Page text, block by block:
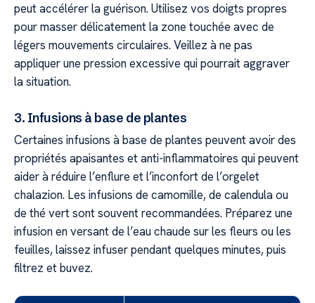
peut accélérer la guérison. Utilisez vos doigts propres
pour masser délicatement la zone touchée avec de
légers mouvements circulaires. Veillez à ne pas
appliquer une pression excessive qui pourrait aggraver
la situation.
3. Infusions à base de plantes
Certaines infusions à base de plantes peuvent avoir des
propriétés apaisantes et anti-inflammatoires qui peuvent
aider à réduire l’enflure et l’inconfort de l’orgelet
chalazion. Les infusions de camomille, de calendula ou
de thé vert sont souvent recommandées. Préparez une
infusion en versant de l’eau chaude sur les fleurs ou les
feuilles, laissez infuser pendant quelques minutes, puis
filtrez et buvez.